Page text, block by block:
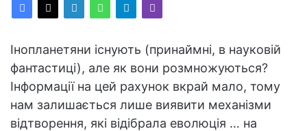
Інопланетяни існують (принаймні, в науковій
фантастиці), але як вони розмножуються?
Інформації на цей рахунок вкрай мало, тому
нам залишається лише виявити механізми
відтворення, які відібрала еволюція … на